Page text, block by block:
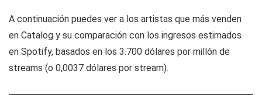
A continuación puedes ver a los artistas que más venden
en Catalog y su comparación con los ingresos estimados
en Spotify, basados en los 3.700 dólares por millón de
streams (o 0,0037 dólares por stream).